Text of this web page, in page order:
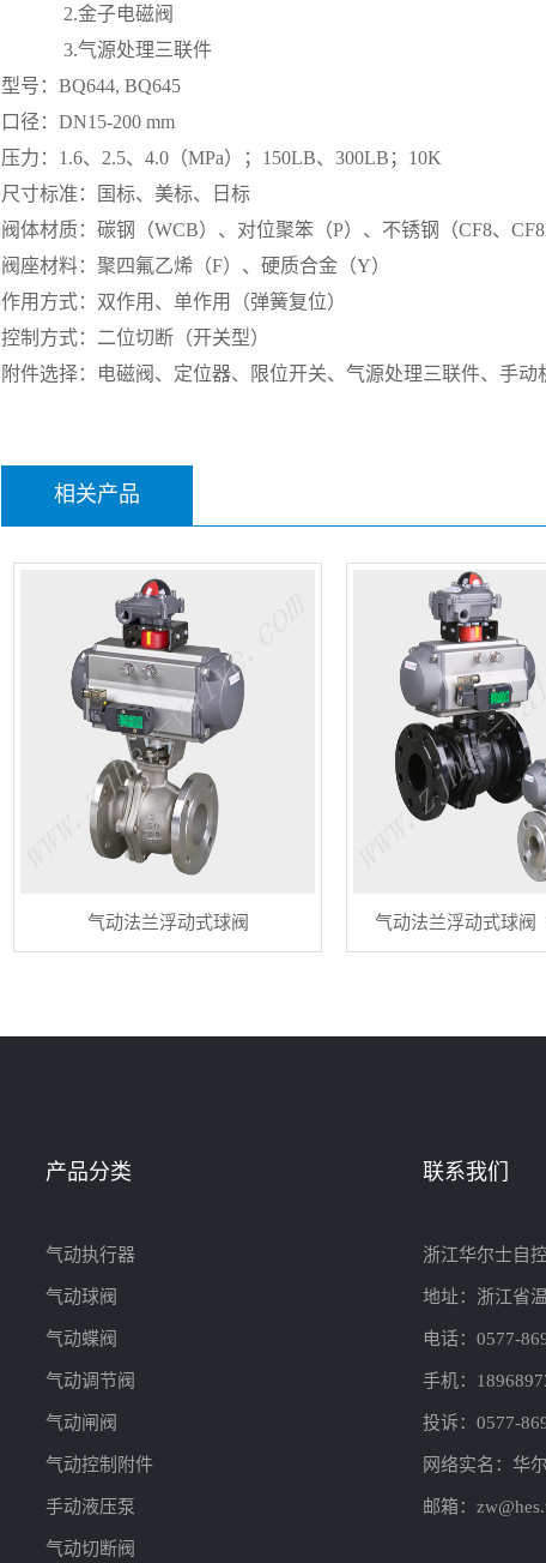
2.金子电磁阀
3.气源处理三联件
型号：BQ644, BQ645
口径：DN15-200 mm
压力：1.6、2.5、4.0（MPa）；150LB、300LB；10K
尺寸标准：国标、美标、日标
阀体材质：碳钢（WCB）、对位聚笨（P）、不锈钢（CF8、
阀座材料：聚四氟乙烯（F）、硬质合金（Y）
作用方式：双作用、单作用（弹簧复位）
控制方式：二位切断（开关型）
附件选择：电磁阀、定位器、限位开关、气源处理三联件、手动
相关产品
气动法兰浮动式球阀 气动法兰浮动式球阀
产品分类
气动执行器
气动球阀
气动蝶阀
气动调节阀
气动闸阀
气动控制附件
手动液压泵
气动切断阀
联系我们
浙江华尔士自
地址：浙江省
电话：0577-
手机：
投诉：0577-
网络实名：华
邮箱：